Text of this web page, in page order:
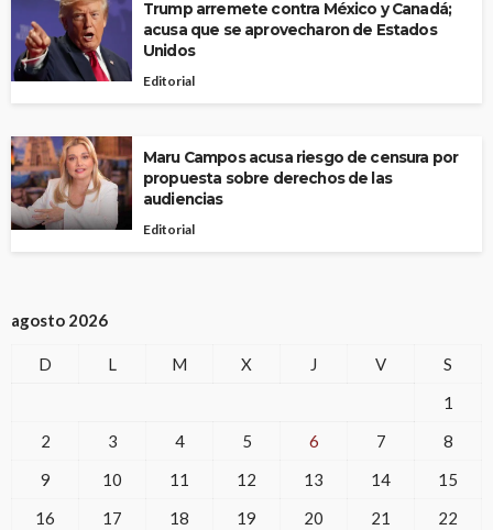
Trump arremete contra México y Canadá;
acusa que se aprovecharon de Estados
Unidos
Editorial
Maru Campos acusa riesgo de censura por
propuesta sobre derechos de las
audiencias
Editorial
agosto 2026
D L M X J V
S
1
2
3 4 5 6 7
8
9
10 11 12 13 14
15
16
17 18 19 20 21
22